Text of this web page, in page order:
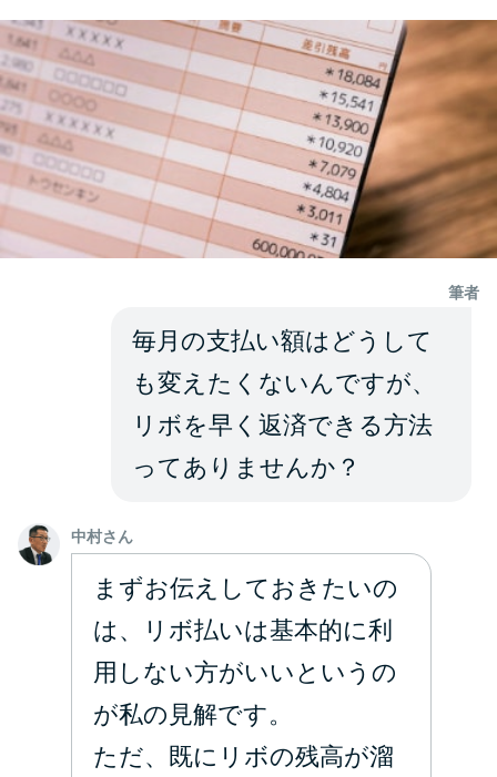
ソフト闇金とは？悪質な手口に
は要注意！
090金融（闇金）からお金を借り
てはいけない理由と借りた場合
の対処法
申し込みブラックとは?判断の目
ブラックでもお金を借りるに
は？3つの判断基準と工面法
アコムはブラックでも審査に通
アコムとレイクどっちがいい
の？ カードローンの選び方を徹
底解説！
プロミスの返済方法を徹底解
説！ もっとも便利でお得な返済
筆者
毎月の支払い額はどうして
も変えたくないんですが、
リボを早く返済できる方法
ってありませんか？
中村さん
まずお伝えしておきたいの
は、リボ払いは基本的に利
用しない方がいいというの
が私の見解です。
ただ、既にリボの残高が溜